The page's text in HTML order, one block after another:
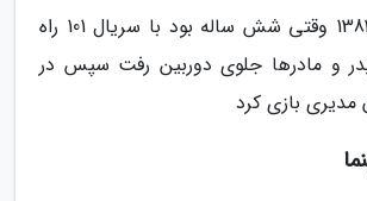
در نهایت سال 1383 وقتی شش ساله بود با سریال 101 راه
و مادرها جلوی دوربین رفت سپس در
مدیری بازی کرد